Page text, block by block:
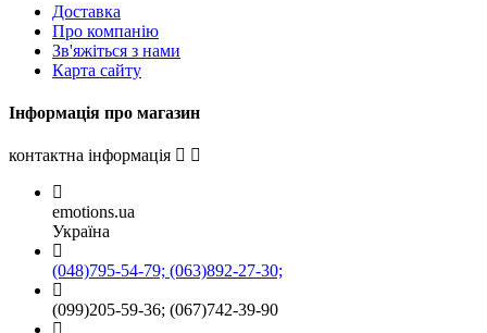
Доставка
Про компанію
Зв'яжіться з нами
Карта сайту
Інформація про магазин
контактна інформація
emotions.ua
Україна
(048)795-54-79; (063)892-27-30;
(099)205-59-36; (067)742-39-90